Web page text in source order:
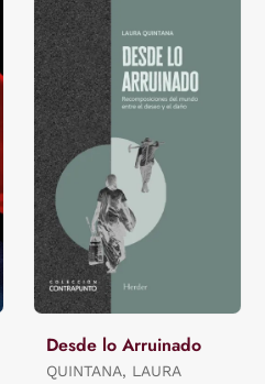
Desde lo Arruinado
QUINTANA, LAURA